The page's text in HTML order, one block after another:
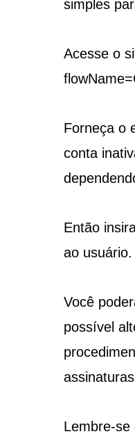
simples
Acesse o
Forneça o
conta
Então
ao usuário.
Você
possível
Lembre-se